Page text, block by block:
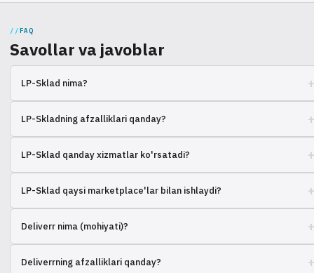
FAQ
Savollar va javoblar
LP-Sklad nima?
kompleks yechimdir.
LP-Skladning afzalliklari qanday?
mijozlarga tez yetkazib berish
LP-Sklad qanday xizmatlar ko'rsatadi?
jo'natish
LP-Sklad qaysi marketplace'lar bilan ishlaydi?
Deliverr nima (mohiyati)?
xizmat
Deliverrning afzalliklari qanday?